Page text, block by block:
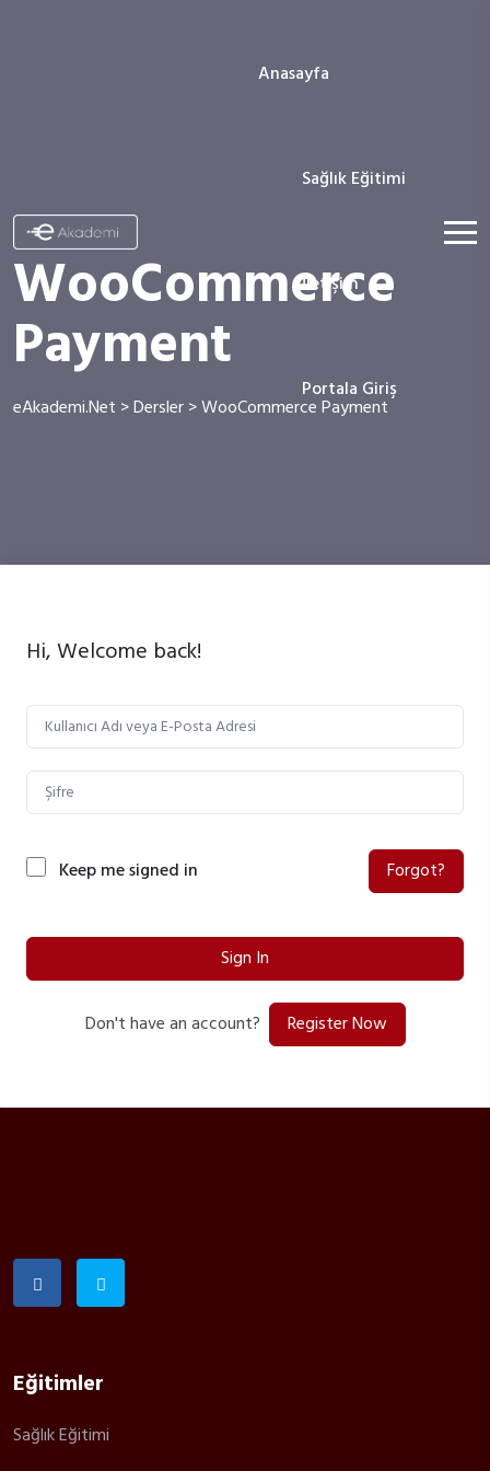
Anasayfa
Sağlık Eğitimi
İletişim
Portala Giriş
WooCommerce
Payment
eAkademi.Net >Dersler>WooCommerce Payment
Hi, Welcome back!
Keep me signed in Forgot?
Sign In
Don't have an account? Register Now
Eğitimler
Sağlık Eğitimi